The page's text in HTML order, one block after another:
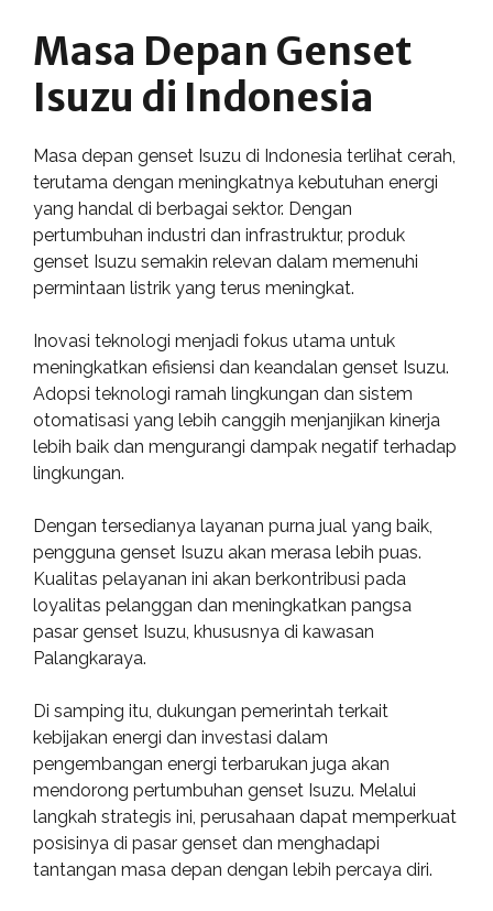
Masa Depan Genset
Isuzu di Indonesia
Masa depan genset Isuzu di Indonesia terlihat cerah,
terutama dengan meningkatnya kebutuhan energi
yang handal di berbagai sektor. Dengan
pertumbuhan industri dan infrastruktur, produk
genset Isuzu semakin relevan dalam memenuhi
permintaan listrik yang terus meningkat.
Inovasi teknologi menjadi fokus utama untuk
meningkatkan efisiensi dan keandalan genset Isuzu.
Adopsi teknologi ramah lingkungan dan sistem
otomatisasi yang lebih canggih menjanjikan kinerja
lebih baik dan mengurangi dampak negatif terhadap
lingkungan.
Dengan tersedianya layanan purna jual yang baik,
pengguna genset Isuzu akan merasa lebih puas.
Kualitas pelayanan ini akan berkontribusi pada
loyalitas pelanggan dan meningkatkan pangsa
pasar genset Isuzu, khususnya di kawasan
Palangkaraya.
Di samping itu, dukungan pemerintah terkait
kebijakan energi dan investasi dalam
pengembangan energi terbarukan juga akan
mendorong pertumbuhan genset Isuzu. Melalui
langkah strategis ini, perusahaan dapat memperkuat
posisinya di pasar genset dan menghadapi
tantangan masa depan dengan lebih percaya diri.